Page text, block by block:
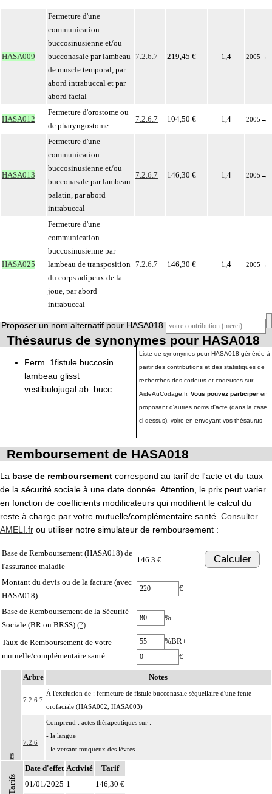
HASA009
Fermeture d'une
communication
buccosinusienne et/ou
bucconasale par lambeau
de muscle temporal, par
abord intrabuccal et par
abord facial
7.2.6.7 219,45 € 1,4 2005 →
HASA012
Fermeture d'orostome ou
de pharyngostome
7.2.6.7 104,50 € 1,4 2005 →
HASA013
Fermeture d'une
communication
buccosinusienne et/ou
bucconasale par lambeau
palatin, par abord
intrabuccal
7.2.6.7 146,30 € 1,4 2005 →
HASA025
Fermeture d'une
communication
buccosinusienne par
lambeau de transposition
du corps adipeux de la
joue, par abord
intrabuccal
7.2.6.7 146,30 € 1,4 2005 →
Proposer un nom alternatif pour HASA018
Thésaurus de synonymes pour HASA018
Ferm. 1fistule buccosin.
lambeau glisst
vestibulojugal ab. bucc.
Liste de synonymes pour HASA018 générée à
partir des contributions et des statistiques de
recherches des codeurs et codeuses sur
AideAuCodage.fr. Vous pouvez participer en
proposant d'autres noms d'acte (dans la case
ci-dessus), voire en envoyant vos thésaurus
Remboursement de HASA018
La base de remboursement correspond au tarif de l'acte et du taux
de la sécurité sociale à une date donnée. Attention, le prix peut varier
en fonction de coefficients modificateurs qui modifient le calcul du
reste à charge par votre mutuelle/complémentaire santé. Consulter
AMELI.fr ou utiliser notre simulateur de remboursement :
Base de Remboursement (HASA018) de
l'assurance maladie
146.3 € Calculer
Montant du devis ou de la facture (avec
HASA018)
€
Base de Remboursement de la Sécurité
Sociale (BR ou BRSS) (?)
%
Taux de Remboursement de votre
mutuelle/complémentaire santé
%BR+
€
Notes
Arbre Notes
7.2.6.7
À l'exclusion de : fermeture de fistule bucconasale séquellaire d'une fente
orofaciale (HASA002, HASA003)
7.2.6
Comprend : actes thérapeutiques sur :
- la langue
- le versant muqueux des lèvres
- les parois de la bouche
Les actes sur la cavité de l'abdomen, par coelioscopie ou par
Tarifs
Date d'effet Activité
Tarif
01/01/2025 1
146,30 €